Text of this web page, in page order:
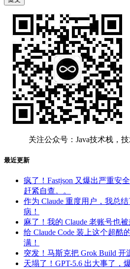
关注公众号：Java技术栈，
最近更新
疯了！Fastjson 又爆出严重安
赶紧自查。。
作为 Claude 重度用户，我总
病！
麻了！我的 Claude 老账号也
给 Claude Code 装上这个超酷
满！
突发！马斯克把 Grok Build 开
天塌了！GPT-5.6 出大事了，